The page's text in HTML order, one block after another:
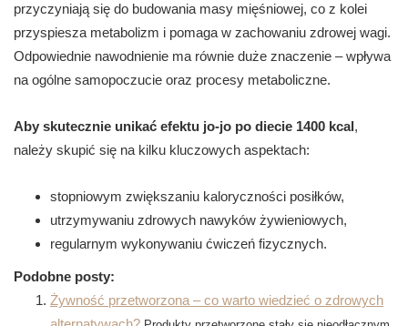
przyczyniają się do budowania masy mięśniowej, co z kolei
przyspiesza metabolizm i pomaga w zachowaniu zdrowej wagi.
Odpowiednie nawodnienie ma równie duże znaczenie – wpływa
na ogólne samopoczucie oraz procesy metaboliczne.
Aby skutecznie unikać efektu jo-jo po diecie 1400 kcal,
należy skupić się na kilku kluczowych aspektach:
stopniowym zwiększaniu kaloryczności posiłków,
utrzymywaniu zdrowych nawyków żywieniowych,
regularnym wykonywaniu ćwiczeń fizycznych.
Podobne posty:
Żywność przetworzona – co warto wiedzieć o zdrowych